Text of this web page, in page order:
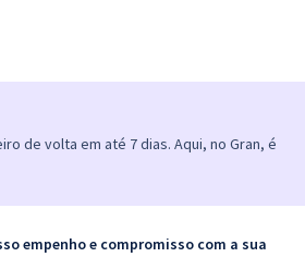
de volta em até 7 dias. Aqui, no Gran, é
empenho e compromisso com a sua